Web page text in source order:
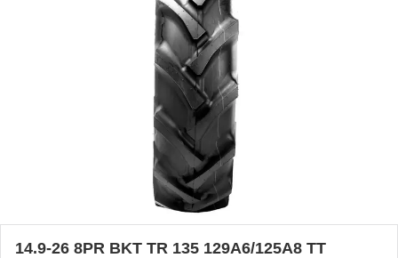
14.9-26 8PR BKT TR 135 129A6/125A8 TT